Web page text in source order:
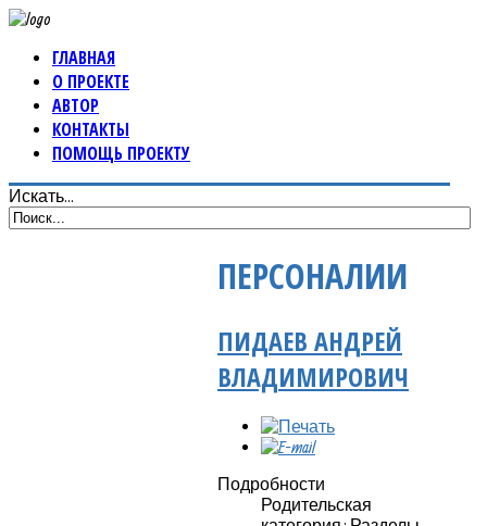
ГЛАВНАЯ
О ПРОЕКТЕ
АВТОР
КОНТАКТЫ
ПОМОЩЬ ПРОЕКТУ
Искать...
ПЕРСОНАЛИИ
ПИДАЕВ АНДРЕЙ
ВЛАДИМИРОВИЧ
Подробности
Родительская